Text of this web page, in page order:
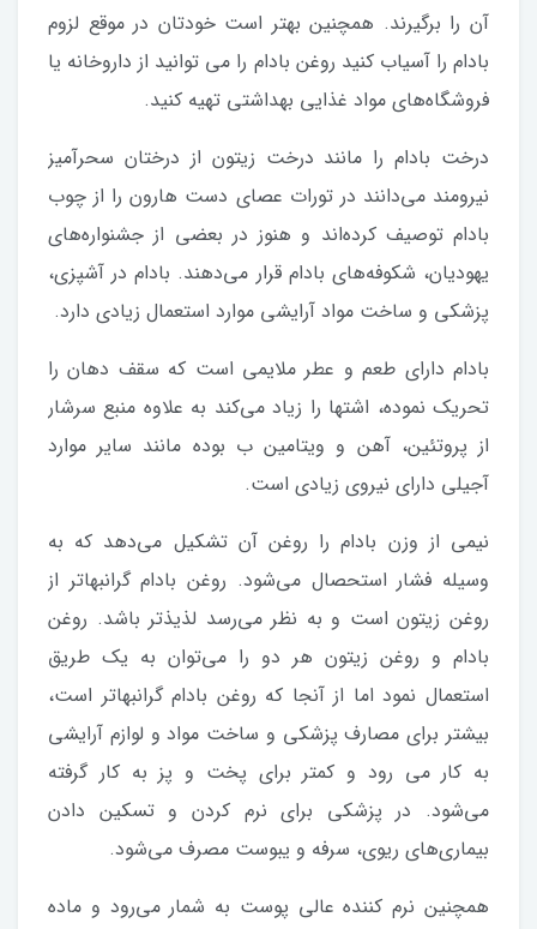
آن را بر‌گیرند. همچنین بهتر است خودتان در موقع لزوم
بادام را آسیاب کنید روغن بادام را می توانید از داروخانه یا
فروشگاه‌های مواد غذایی بهداشتی تهیه کنید.
درخت بادام را مانند درخت زیتون از درختان سحرآمیز
نیرومند می‌دانند در تورات عصای دست هارون را از چوب
بادام توصیف کرده‌اند و هنوز در بعضی از جشنواره‌های
یهودیان، شکوفه‌های بادام قرار می‌دهند. بادام در آشپزی،
پزشکی و ساخت مواد آرایشی موارد استعمال زیادی دارد.
بادام دارای طعم و عطر ملایمی است که سقف دهان را
تحریک نموده، اشتها را زیاد می‌کند به علاوه منبع سرشار
از پروتئین، آهن و ویتامین ب بوده مانند سایر موارد
آجیلی دارای نیروی زیادی است.
نیمی از وزن بادام را روغن آن تشکیل می‌دهد که به
وسیله فشار استحصال می‌شود. روغن بادام گرانبها‌تر از
روغن زیتون است و به نظر می‌رسد لذیذتر باشد. روغن
بادام و روغن زیتون هر دو را می‌توان به یک طریق
استعمال نمود اما از آنجا که روغن بادام گرانبهاتر است،
بیشتر برای مصارف پزشکی و ساخت مواد و لوازم آرایشی
به کار می رود و کمتر برای پخت و پز به کار گرفته
می‌شود. در پزشکی برای نرم کردن و تسکین دادن
بیماری‌های ریوی، سرفه و یبوست مصرف می‌شود.
همچنین نرم کننده عالی پوست به شمار می‌رود و ماده